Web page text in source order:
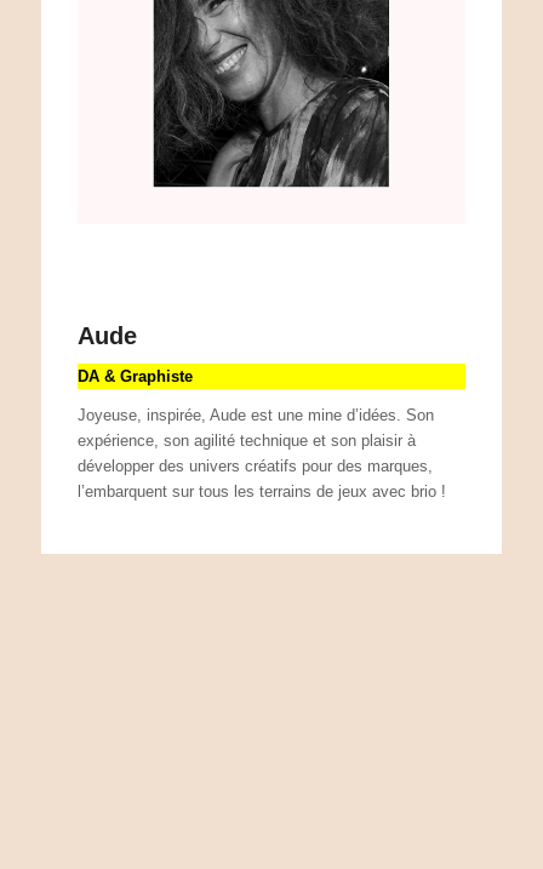
Aude
DA & Graphiste
Joyeuse, inspirée, Aude est une mine d’idées. Son
expérience, son agilité technique et son plaisir à
développer des univers créatifs pour des marques,
l’embarquent sur tous les terrains de jeux avec brio !